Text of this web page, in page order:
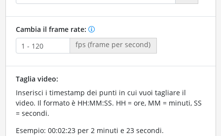
Cambia il frame rate:
fps (frame per second)
Taglia video:
Inserisci i timestamp dei punti in cui vuoi tagliare il
video. Il formato è HH:MM:SS. HH = ore, MM = minuti, SS
= secondi.
Esempio: 00:02:23 per 2 minuti e 23 secondi.